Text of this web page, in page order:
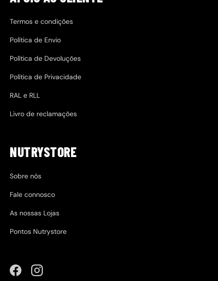
Termos e condições
Política de Envio
Política de Devoluções
Política de Privacidade
RAL e RLL
Livro de reclamações
NUTRYSTORE
Sobre nós
Fale connosco
As nossas Lojas
Pontos Nutrystore
FacebookInstagram